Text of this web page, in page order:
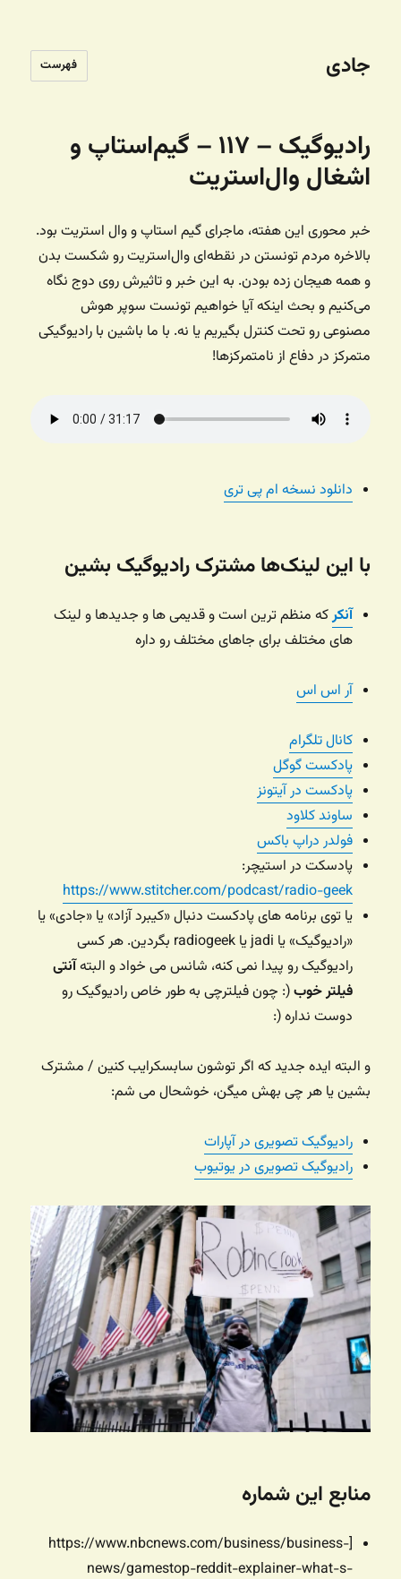
جادی فهرست
رادیوگیک – ۱۱۷ – گیم‌استاپ و
اشغال وال‌استریت
خبر محوری این هفته، ماجرای گیم استاپ و وال استریت بود.
بالاخره مردم تونستن در نقطه‌ای وال‌استریت رو شکست بدن
و همه هیجان زده بودن. به این خبر و تاثیرش روی دوج نگاه
می‌کنیم و بحث اینکه آیا خواهیم تونست سوپر هوش
مصنوعی رو تحت کنترل بگیریم یا نه. با ما باشین با رادیوگیکی
متمرکز در دفاع از نامتمرکزها!
دانلود نسخه ام پی تری
با این لینک‌ها مشترک رادیوگیک بشین
آنکرکه منظم ترین است و قدیمی ها و جدیدها و لینک
های مختلف برای جاهای مختلف رو داره
آر اس اس
کانال تلگرام
پادکست گوگل
پادکست در آیتونز
ساوند کلاود
فولدر دراپ باکس
پادسکت در استیچر:
https://www.stitcher.com/podcast/radio-geek
یا توی برنامه های پادکست دنبال «کیبرد آزاد» یا «جادی» یا
«رادیوگیک» یا jadi یا radiogeek بگردین. هر کسی
رادیوگیک رو پیدا نمی کنه، شانس می خواد و البتهآنتی
فیلتر خوب(: چون فیلترچی به طور خاص رادیوگیک رو
دوست نداره (:
و البته ایده جدید که اگر توشون سابسکرایب کنین / مشترک
بشین یا هر چی بهش میگن، خوشحال می شم:
رادیوگیک تصویری در آپارات
رادیوگیک تصویری در یوتیوب
منابع این شماره
[https://www.nbcnews.com/business/business-
news/gamestop-reddit-explainer-what-s-